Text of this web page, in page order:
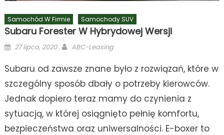
Samochód W Firmie Samochody SUV
Subaru Forester W Hybrydowej Wersji
Posted
27 lipca, 2020 Author
ABC-Leasing
Subaru od zawsze znane było z rozwiązań, które w
szczególny sposób dbały o potrzeby kierowców.
Jednak dopiero teraz mamy do czynienia z
sytuacją, w której osiągnięto pełnię komfortu,
bezpieczeństwa oraz uniwersalności. E-boxer to